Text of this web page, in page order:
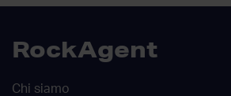
RockAgent
Chi siamo